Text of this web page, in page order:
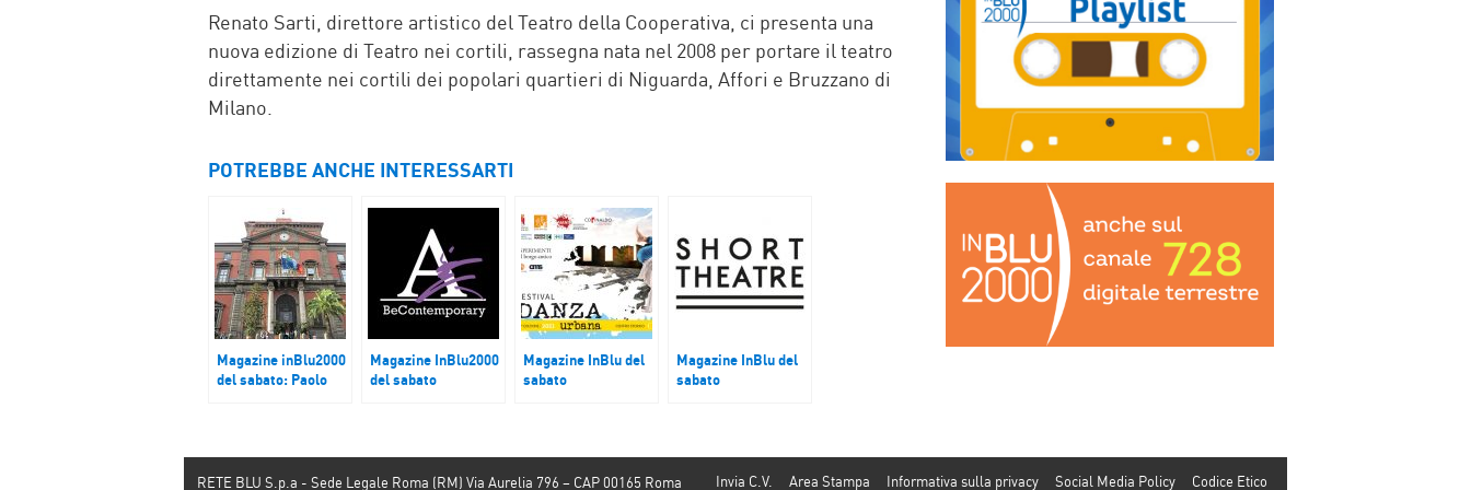
Renato Sarti, direttore artistico del Teatro della Cooperativa, ci presenta una
nuova edizione di Teatro nei cortili, rassegna nata nel 2008 per portare il teatro
direttamente nei cortili dei popolari quartieri di Niguarda, Affori e Bruzzano di
Milano.
POTREBBE ANCHE INTERESSARTI
Magazine inBlu2000
del sabato: Paolo
Magazine InBlu2000
del sabato
Magazine InBlu del
sabato
Magazine InBlu del
sabato
Invia C.V. Area Stampa Informativa sulla privacy Social Media Policy Codice Etico
RETE BLU S.p.a - Sede Legale Roma (RM) Via Aurelia 796 – CAP 00165 Roma